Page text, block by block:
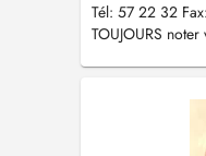
Tél: 57 22 32
TOUJOURS